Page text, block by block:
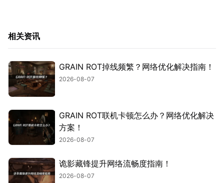
相关资讯
GRAIN ROT掉线频繁？网络优化解决指南！
2026-08-07
GRAIN ROT联机卡顿怎么办？网络优化解决
方案！
2026-08-07
诡影藏锋提升网络流畅度指南！
2026-08-07